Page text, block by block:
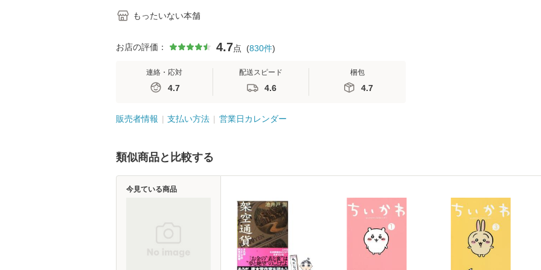
もったいない本舗
お店の評価： 4.7点 (830件)
連絡・応対
4.7
配送スピード
4.6
梱包
4.7
販売者情報 支払い方法 営業日カレンダー
類似商品と比較する
今見ている商品